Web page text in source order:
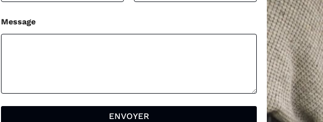
Message
ENVOYER